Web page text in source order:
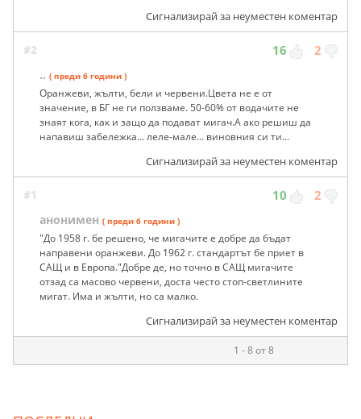
Сигнализирай за неуместен коментар
#2 16 2
.. ( преди 6 години )
Оранжеви, жълти, бели и червени.Цвета не е от
значение, в БГ не ги ползваме. 50-60% от водачите не
знаят кога, как и защо да подават мигач.А ако решиш да
напавиш забележка... леле-мале... виновния си ти...
Сигнализирай за неуместен коментар
#1 10 2
анонимен ( преди 6 години )
"До 1958 г. бе решено, че мигачите е добре да бъдат
направени оранжеви. До 1962 г. стандартът бе приет в
САЩ и в Европа."Добре де, но точно в САЩ мигачите
отзад са масово червени, доста често стоп-светлините
мигат. Има и жълти, но са малко.
Сигнализирай за неуместен коментар
1 - 8 от 8